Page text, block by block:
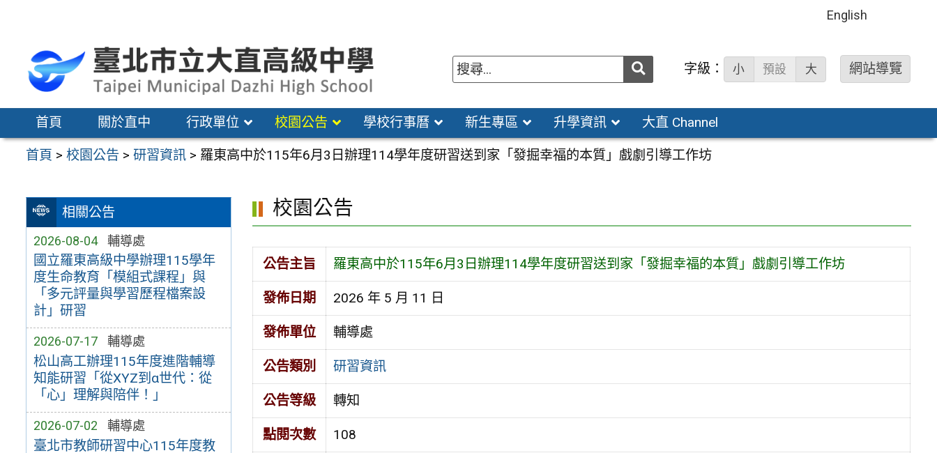
區
English
送出 字級： 小 預設 大 網站導覽
首頁 關於直中 行政單位 校園公告 學校行事曆 新生專區 升學資訊 大直 Channel
首頁 >校園公告 >研習資訊 > 羅東高中於115年6月3日辦理114學年度研習送到家「發掘幸福的本質」戲劇引導工作坊
相關公告
2026-08-04 輔導處
國立羅東高級中學辦理115學年
度生命教育「模組式課程」與
「多元評量與學習歷程檔案設
計」研習
2026-07-17 輔導處
松山高工辦理115年度進階輔導
知能研習「從XYZ到α世代：從
「心」理解與陪伴！」
2026-07-02 輔導處
臺北市教師研習中心115年度教
校園公告
公告主旨 羅東高中於115年6月3日辦理114學年度研習送到家「發掘幸福的本質」戲劇引導工作坊
發佈日期 2026 年 5 月 11 日
發佈單位 輔導處
公告類別 研習資訊
公告等級 轉知
點閱次數 108